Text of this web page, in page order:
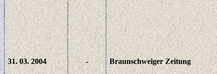
31. 03. 2004 - Braunschweiger Zeitung